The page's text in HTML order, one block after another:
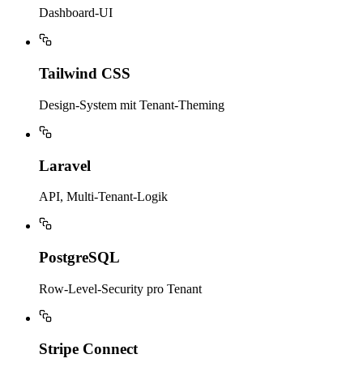
Dashboard-UI
Tailwind CSS
Design-System mit Tenant-Theming
Laravel
API, Multi-Tenant-Logik
PostgreSQL
Row-Level-Security pro Tenant
Stripe Connect